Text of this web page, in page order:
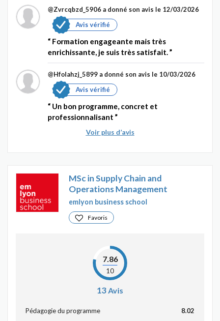
@Zvrcqbzd_5906 a donné son avis le 12/03/2026
Avis vérifié
Formation engageante mais très
enrichissante, je suis très satisfait.
@Hfolahzj_5899 a donné son avis le 10/03/2026
Avis vérifié
Un bon programme, concret et
professionnalisant
Voir plus d’avis
MSc in Supply Chain and
Operations Management
emlyon business school
Favoris
7.86
10
13Avis
Pédagogie du programme 8.02